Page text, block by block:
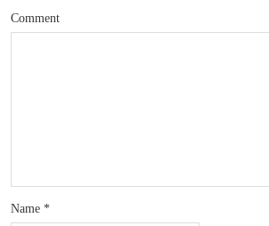
Comment
Name *